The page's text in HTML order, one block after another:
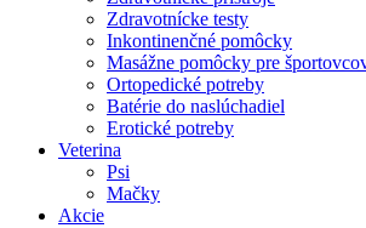
Zdravotnícke testy
Inkontinenčné pomôcky
Masážne pomôcky pre
Ortopedické potreby
Batérie do naslúchadiel
Erotické potreby
Veterina
Psi
Mačky
Akcie